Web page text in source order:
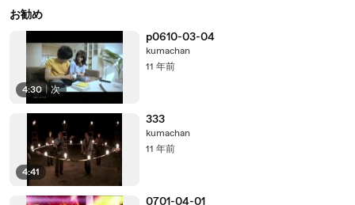
お勧め
4:30 | 次
p0610-03-04
kumachan
11 年前
4:41
333
kumachan
11 年前
0701-04-01